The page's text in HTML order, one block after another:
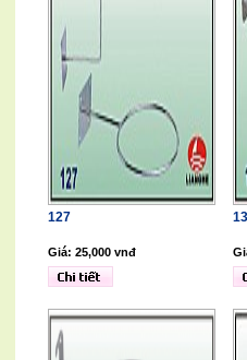
127
Giá: 25,000 vnđ